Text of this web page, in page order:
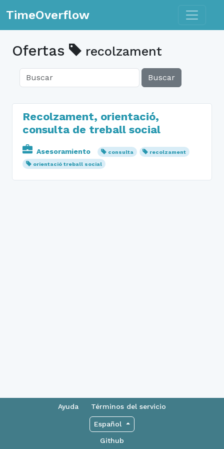
TimeOverflow Toggle
Ofertas recolzament
Buscar
Recolzament, orientació,
consulta de treball social
Asesoramiento consulta
recolzament
orientació treball social
Ayuda Términos del servicio
Español
Github